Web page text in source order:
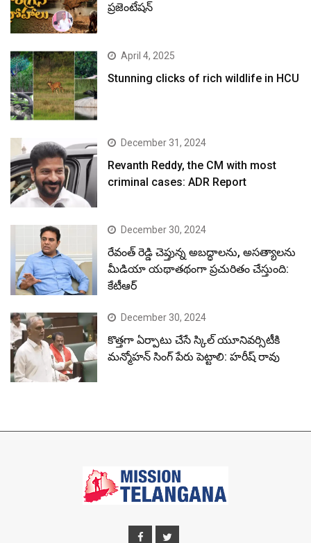
ప్రజెంటేషన్
April 4, 2025
Stunning clicks of rich wildlife in HCU
December 31, 2024
Revanth Reddy, the CM with most
criminal cases: ADR Report
December 30, 2024
రేవంత్ రెడ్డి చెప్తున్న అబద్ధాలను, అసత్యాలను
మీడియా యథాతథంగా ప్రచురితం చేస్తుంది:
కేటీఆర్
December 30, 2024
కొత్తగా ఏర్పాటు చేసే స్కిల్ యూనివర్సిటీకి
మన్మోహన్ సింగ్ పేరు పెట్టాలి: హరీష్ రావు